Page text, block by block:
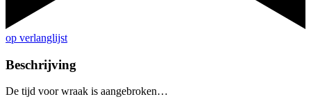
op verlanglijst
Beschrijving
De tijd voor wraak is aangebroken…